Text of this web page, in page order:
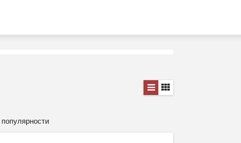
популярности